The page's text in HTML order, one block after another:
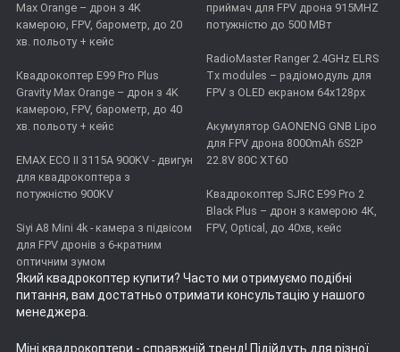
Max Orange – дрон з 4K
камерою, FPV, барометр, до 20
хв. польоту + кейс
Квадрокоптер E99 Pro Plus
Gravity Max Orange – дрон з 4K
камерою, FPV, барометр, до 40
хв. польоту + кейс
EMAX ECO II 3115А 900KV - двигун
для квадрокоптера з
потужністю 900KV
Siyi A8 Mini 4k - камера з підвісом
для FPV дронів з 6-кратним
оптичним зумом
приймач для FPV дрона 915MHZ
потужністю до 500 МВт
RadioMaster Ranger 2.4GHz ELRS
Tx modules – радіомодуль для
FPV з OLED екраном 64x128px
Акумулятор GAONENG GNB Lipo
для FPV дрона 8000mAh 6S2P
22.8V 80C XT60
Квадрокоптер SJRC E99 Pro 2
Black Plus – дрон з камерою 4K,
FPV, Optical, до 40хв, кейс
Який квадрокоптер купити? Часто ми отримуємо подібні
питання, вам достатньо отримати консультацію у нашого
менеджера.
Міні квадрокоптери - справжній тренд! Підійдуть для різної